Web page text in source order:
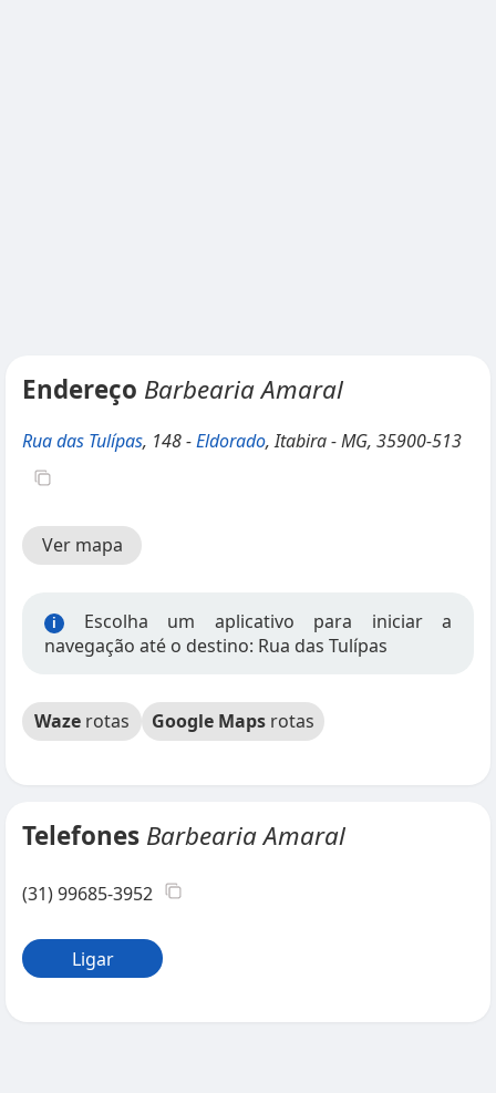
Endereço Barbearia Amaral
Rua das Tulípas, 148 -Eldorado, Itabira - MG, 35900-513
Ver mapa
i
Escolha um aplicativo para iniciar a
navegação até o destino: Rua das Tulípas
Waze rotas Google Maps rotas
Telefones Barbearia Amaral
(31) 99685-3952
Ligar